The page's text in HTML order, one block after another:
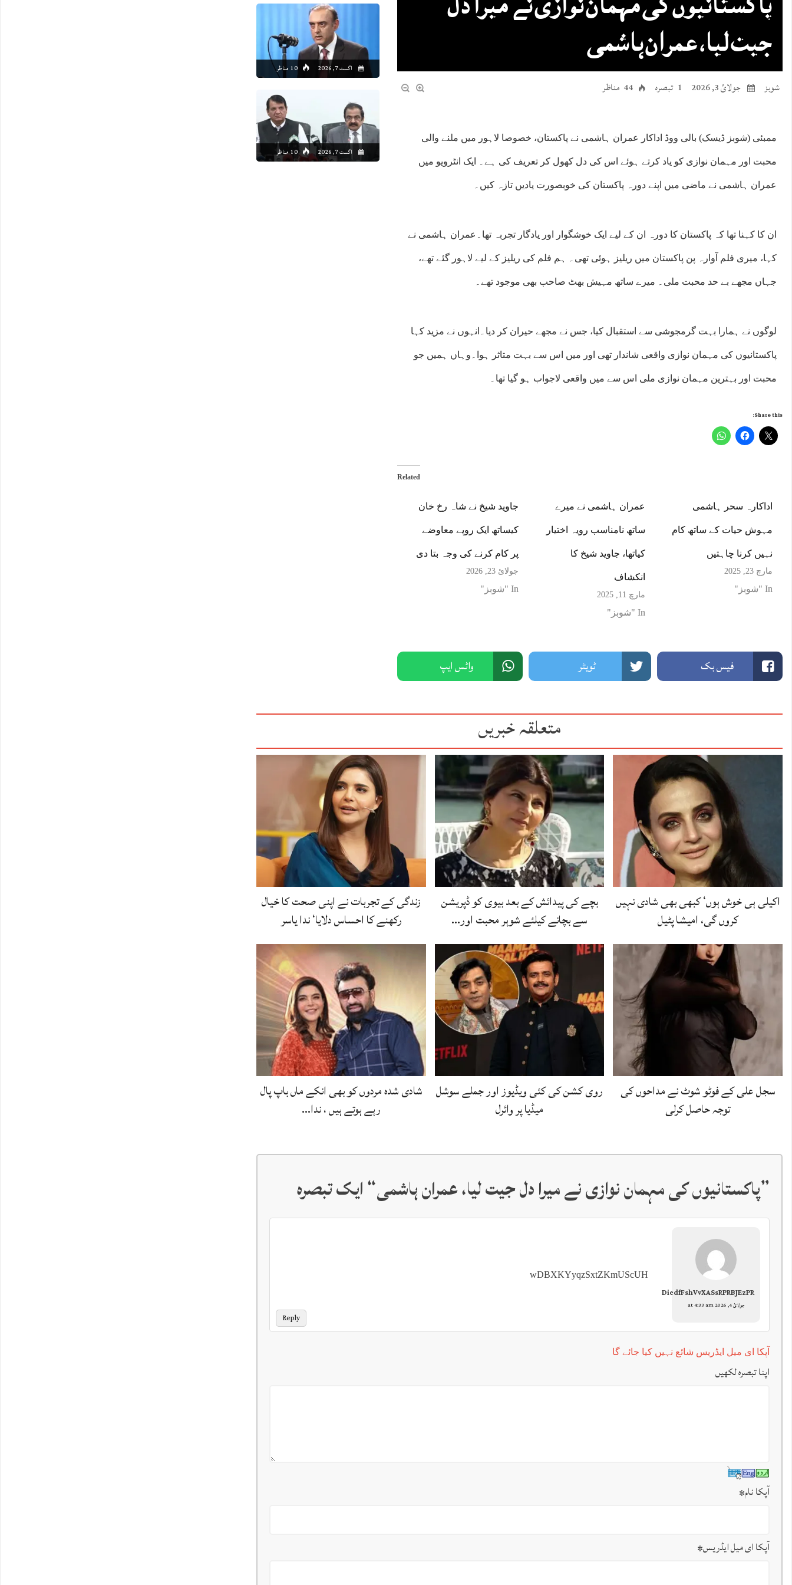
اگست 7, 2026 10 مناظر
اگست 7, 2026 10 مناظر
پاکستانیوں کی مہمان نوازی نے میرا دل
جیت لیا، عمران ہاشمی
شوبز جولائ 3, 2026 1 تبصرہ 44 مناظر
ممبئی (شوبز ڈیسک) بالی ووڈ اداکار عمران ہاشمی نے پاکستان، خصوصا لاہور میں ملنے والی
محبت اور مہمان نوازی کو یاد کرتے ہوئے اس کی دل کھول کر تعریف کی ہے۔ ایک انٹرویو میں
عمران ہاشمی نے ماضی میں اپنے دورہ پاکستان کی خوبصورت یادیں تازہ کیں۔
ان کا کہنا تھا کہ پاکستان کا دورہ ان کے لیے ایک خوشگوار اور یادگار تجربہ تھا۔عمران ہاشمی نے
کہا، میری فلم آوارہ پن پاکستان میں ریلیز ہوئی تھی۔ ہم فلم کی ریلیز کے لیے لاہور گئے تھے،
جہاں مجھے بے حد محبت ملی۔ میرے ساتھ مہیش بھٹ صاحب بھی موجود تھے۔
لوگوں نے ہمارا بہت گرمجوشی سے استقبال کیا، جس نے مجھے حیران کر دیا۔انہوں نے مزید کہا
پاکستانیوں کی مہمان نوازی واقعی شاندار تھی اور میں اس سے بہت متاثر ہوا۔وہاں ہمیں جو
محبت اور بہترین مہمان نوازی ملی اس سے میں واقعی لاجواب ہو گیا تھا۔
Share this:
Related
جاوید شیخ نے شاہ رخ خان
کیساتھ ایک روپے معاوضے
پر کام کرنے کی وجہ بتا دی
جولائ 23, 2026
In "شوبز"
عمران ہاشمی نے میرے
ساتھ نامناسب رویہ اختیار
کیاتھا، جاوید شیخ کا
انکشاف
مارچ 11, 2025
In "شوبز"
اداکارہ سحر ہاشمی
مہوش حیات کے ساتھ کام
نہیں کرنا چاہتیں
مارچ 23, 2025
In "شوبز"
فیس بک ٹویٹر واٹس ایپ
متعلقہ خبریں
اکیلی ہی خوش ہوں‘ کبھی بھی شادی نہیں
کروں گی، امیشا پٹیل
بچے کی پیدائش کے بعد بیوی کو ڈپریشن
سے بچانے کیلئے شوہر محبت اور…
زندگی کے تجربات نے اپنی صحت کا خیال
رکھنے کا احساس دلایا‘ ندا یاسر
سجل علی کے فوٹو شوٹ نے مداحوں کی
توجہ حاصل کرلی
روی کشن کی کئی ویڈیوز اور جملے سوشل
میڈیا پر وائرل
شادی شدہ مردوں کو بھی انکے ماں باپ پال
رہے ہوتے ہیں ، ندا…
”پاکستانیوں کی مہمان نوازی نے میرا دل جیت لیا، عمران ہاشمی“ ایک تبصرہ
DiedfFshVvXASsRPRBJEzPR
جولائ 4, 2026 at 4:33 am
wDBXKYyqzSxtZKmUScUH
Reply
آپکا ای میل ایڈریس شائع نہیں کیا جائے گا
اپنا تبصرہ لکھیں
آپکا نام*
آپکا ای میل ایڈریس*